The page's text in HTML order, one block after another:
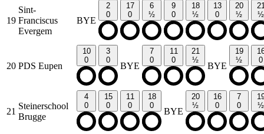
19
Sint-
Franciscus
Evergem
BYE
2
0
17
0
6
½
9
0
18
½
13
0
20
½
½
20 PDS Eupen
10
0
3
0
BYE
7
0
11
0
21
½
BYE
19
½
0
21
Steinerschool
Brugge
4
0
15
0
11
0
18
0
BYE
20
½
16
0
7
0
½